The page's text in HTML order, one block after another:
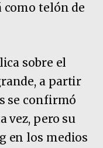
como telón de
sobre el
a partir
se confirmó
vez, pero su
en los medios